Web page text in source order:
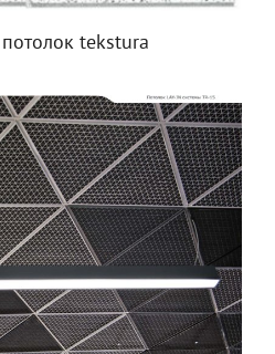
tekstura